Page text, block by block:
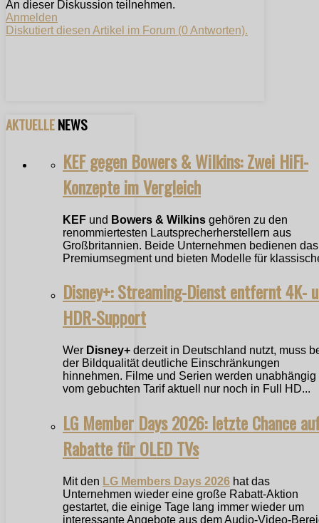
An dieser Diskussion teilnehmen.
Anmelden
Diskutiert diesen Artikel im Forum (0 Antworten).
AKTUELLENEWS
KEF gegen Bowers & Wilkins: Zwei HiFi-
Konzepte im Vergleich
KEF und Bowers & Wilkins gehören zu den
renommiertesten Lautsprecherherstellern aus
Großbritannien. Beide Unternehmen bedienen das
Premiumsegment und bieten Modelle für
Disney+: Streaming-Dienst entfernt 4K-
HDR-Support
Wer Disney+ derzeit in Deutschland nutzt, muss
der Bildqualität deutliche Einschränkungen
hinnehmen. Filme und Serien werden unabhängig
vom gebuchten Tarif aktuell nur noch in Full HD...
LG Member Days 2026: letzte Chance
Rabatte für OLED TVs
Mit den LG Members Days 2026 hat das
Unternehmen wieder eine große Rabatt-Aktion
gestartet, die einige Tage lang immer wieder um
interessante Angebote aus dem Audio-Video-